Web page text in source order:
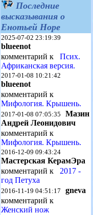
Последние
высказывания о
Енотьей Норе
2025-07-02 23:19:39
blueenot
комментарий к Псих.
Африканская версия.
2017-01-08 10:21:42
blueenot
комментарий к
Мифология. Крышень.
2017-01-08 07:05:35 Мазин
Андрей Леонидович
комментарий к
Мифология. Крышень.
2016-12-09 09:43:24
Мастерская КерамЭра
комментарий к 2017 -
год Петуха
2016-11-19 04:51:17 gneva
комментарий к
Женский нож